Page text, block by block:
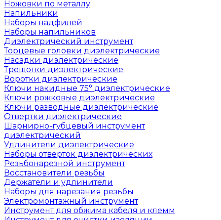
Ножовки по металлу
Напильники
Наборы надфилей
Наборы напильников
Диэлектрический инструмент
Торцевые головки диэлектрические
Насадки диэлектрические
Трещотки диэлектрические
Воротки диэлектрические
Ключи накидные 75° диэлектрические
Ключи рожковые диэлектрические
Ключи разводные диэлектрические
Отвертки диэлектрические
Шарнирно-губцевый инструмент
диэлектрический
Удлинители диэлектрические
Наборы отверток диэлектрических
Резьбонарезной инструмент
Восстановители резьбы
Держатели и удлинители
Наборы для нарезания резьбы
Электромонтажный инструмент
Инструмент для обжима кабеля и клемм